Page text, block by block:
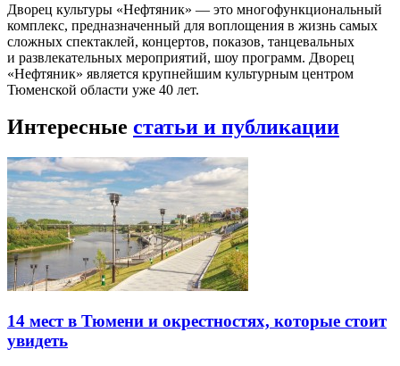
Дворец культуры «Нефтяник» — это многофункциональный
комплекс, предназначенный для воплощения в жизнь самых
сложных спектаклей, концертов, показов, танцевальных
и развлекательных мероприятий, шоу программ. Дворец
«Нефтяник» является крупнейшим культурным центром
Тюменской области уже 40 лет.
Интересные статьи и публикации
14 мест в Тюмени и окрестностях, которые стоит
увидеть